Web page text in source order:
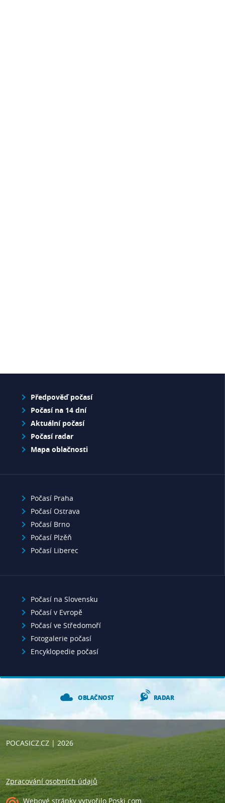
Předpověď počasí
Počasí na 14 dní
Aktuální počasí
Počasí radar
Mapa oblačnosti
Počasí Praha
Počasí Ostrava
Počasí Brno
Počasí Plzěň
Počasí Liberec
Počasí na Slovensku
Počasí v Evropě
Počasí ve Středomoří
Fotogalerie počasí
Encyklopedie počasí
OBLAČNOST RADAR
POCASICZ.CZ| 2026
Zpracování osobních údajů
Webové stránkyvytvořilo Poski.com.